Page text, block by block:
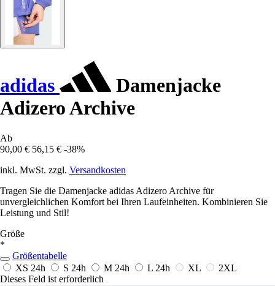
adidas
Damenjacke
Adizero Archive
Ab
90,00 € 56,15 € -38%
inkl. MwSt. zzgl. Versandkosten
Tragen Sie die Damenjacke adidas Adizero Archive für
unvergleichlichen Komfort bei Ihren Laufeinheiten. Kombinieren Sie
Leistung und Stil!
Größe
*
Größentabelle
XS 24h S 24h M 24h L 24h XL
2XL
Dieses Feld ist erforderlich